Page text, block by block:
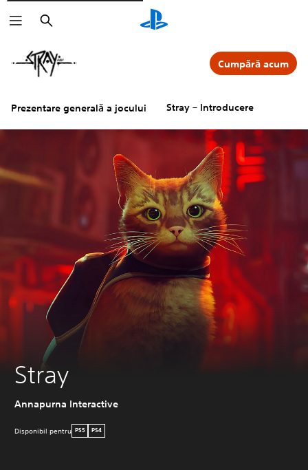
Prezentare generală a jocului Stray – Introducere
Cumpără acum
Stray
Annapurna Interactive
Disponibil pentru PS5 PS4